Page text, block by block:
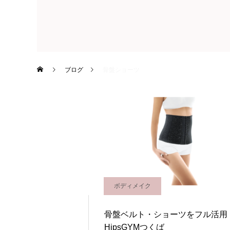
ブログ
ボディメイク
骨盤ベルト・ショーツをフル活用
HipsGYMつくば